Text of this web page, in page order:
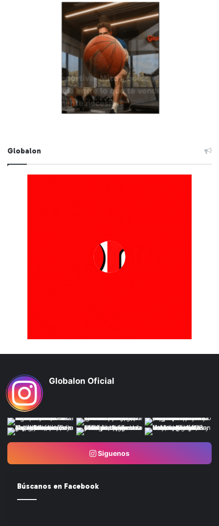
Globalon
Globalon Oficial
Siguenos
Búscanos en Facebook